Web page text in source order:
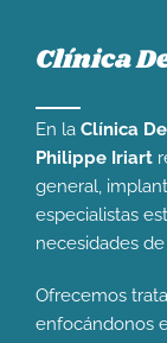
Clínica
En la Clínica
Philippe Iriart
general,
especialistas
necesidades
Ofrecemos
enfocándonos